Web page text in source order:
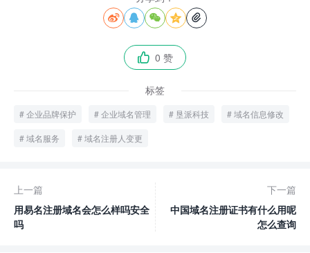
    
 0 赞
标签
企业品牌保护 企业域名管理 垦派科技 域名信息修改
域名服务 域名注册人变更
上一篇
用易名注册域名会怎么样吗安全
吗
下一篇
中国域名注册证书有什么用呢
怎么查询